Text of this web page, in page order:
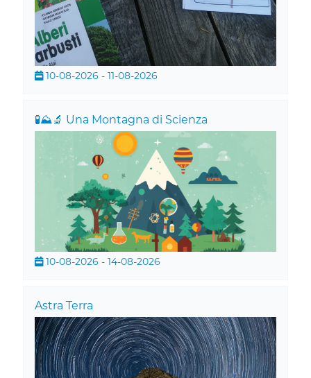
10-08-2026 - 11-08-2026
🧪⛰️🔬 Una Montagna di Scienza
10-08-2026 - 14-08-2026
Astra Terra